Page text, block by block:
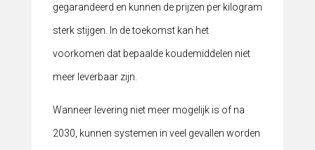
gegarandeerd en kunnen de prijzen per kilogram
sterk stijgen. In de toekomst kan het
voorkomen dat bepaalde koudemiddelen niet
meer leverbaar zijn.
Wanneer levering niet meer mogelijk is of na
2030, kunnen systemen in veel gevallen worden